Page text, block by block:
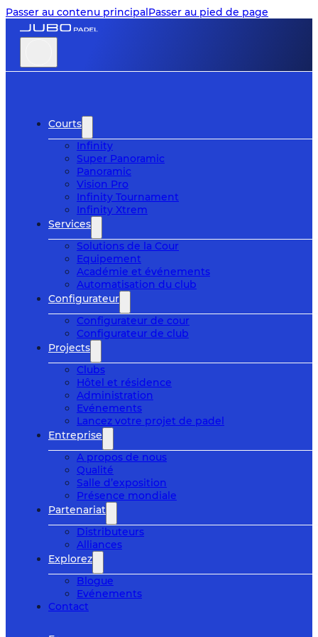
Passer au contenu principalPasser au pied de page
Courts
Infinity
Super Panoramic
Panoramic
Vision Pro
Infinity Tournament
Infinity Xtrem
Services
Solutions de la Cour
Equipement
Académie et événements
Automatisation du club
Configurateur
Configurateur de cour
Configurateur de club
Projects
Clubs
Hôtel et résidence
Administration
Evénements
Lancez votre projet de padel
Entreprise
A propos de nous
Qualité
Salle d’exposition
Présence mondiale
Partenariat
Distributeurs
Alliances
Explorez
Blogue
Evénements
Contact